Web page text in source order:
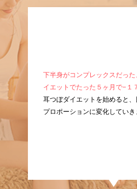
つ
痩
下半身がコンプレックスだっ
イエットでたった５ヶ月で−１
耳つぼダイエットを始めると
プロポーションに変化していき